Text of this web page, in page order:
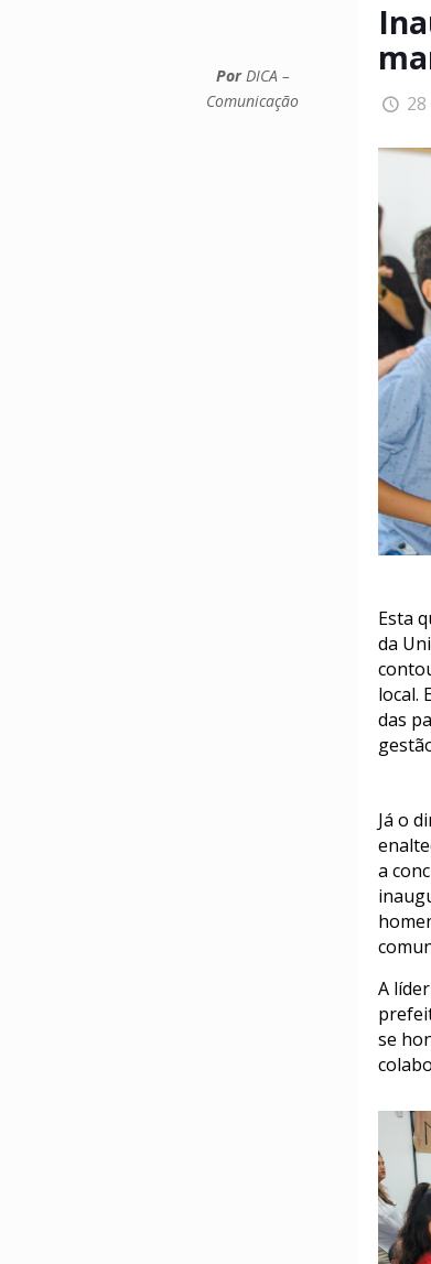
Esta
da
local.
das
Já o
a
A
se
PorDICA –
Comunicação